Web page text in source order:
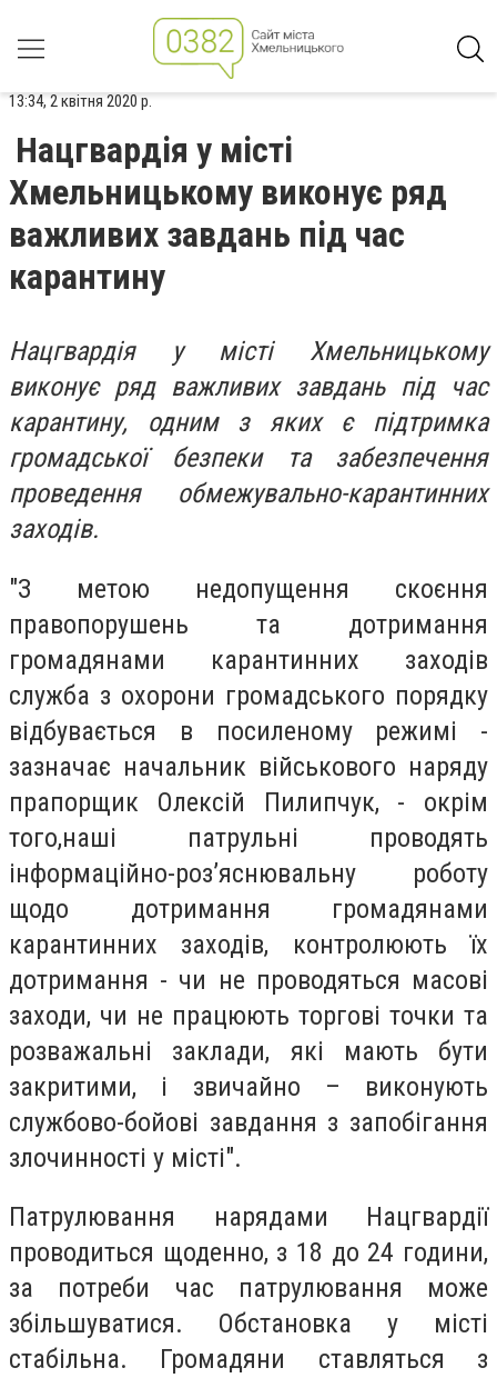
13:34, 2 квітня 2020 р.
Нацгвардія у місті
Хмельницькому виконує ряд
важливих завдань під час
карантину
Нацгвардія у місті Хмельницькому
виконує ряд важливих завдань під час
карантину, одним з яких є підтримка
громадської безпеки та забезпечення
проведення обмежувально-карантинних
заходів.
"З метою недопущення скоєння
правопорушень та дотримання
громадянами карантинних заходів
служба з охорони громадського порядку
відбувається в посиленому режимі -
зазначає начальник військового наряду
прапорщик Олексій Пилипчук, - окрім
того,наші патрульні проводять
інформаційно-роз’яснювальну роботу
щодо дотримання громадянами
карантинних заходів, контролюють їх
дотримання - чи не проводяться масові
заходи, чи не працюють торгові точки та
розважальні заклади, які мають бути
закритими, і звичайно – виконують
службово-бойові завдання з запобігання
злочинності у місті".
Патрулювання нарядами Нацгвардії
проводиться щоденно, з 18 до 24 години,
за потреби час патрулювання може
збільшуватися. Обстановка у місті
стабільна. Громадяни ставляться з